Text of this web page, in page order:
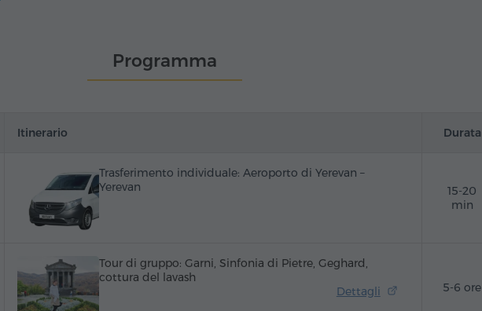
Programma
Itinerario Durata
Trasferimento individuale: Aeroporto di Yerevan –
Yerevan
15-20
min
Tour di gruppo: Garni, Sinfonia di Pietre, Geghard,
cottura del lavash
Dettagli
5-6 ore